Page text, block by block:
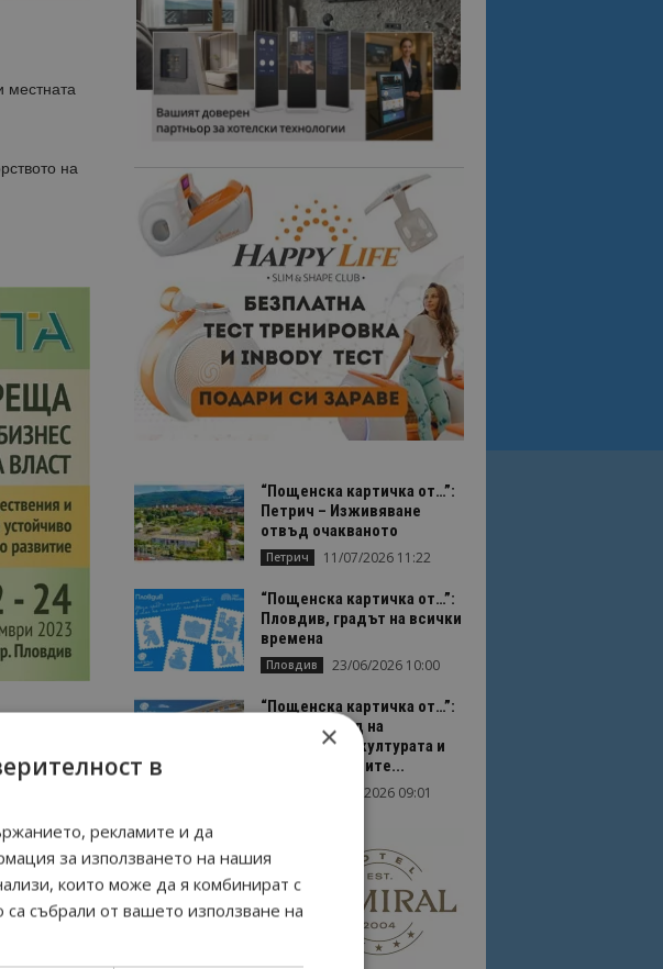
местната
на
и
“Пощенска картичка от…”:
Петрич – Изживяване
отвъд очакваното
Петрич 11/07/2026 11:22
“Пощенска картичка от…”:
Пловдив, градът на всички
времена
Пловдив 23/06/2026 10:00
“Пощенска картичка от…”:
Перник – град на
традициите, културата и
вдъхновяващите...
17/06/2026 09:01
×
в
рекламите и да
за използването на нашия
които може да я комбинират с
събрали от вашето използване на